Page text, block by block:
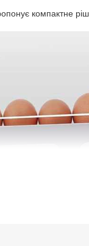
компактне